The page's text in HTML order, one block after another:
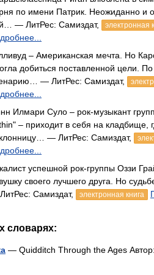
по имени Патрик. Неожиданно и
— ЛитРес: Самиздат,
электронная
– Американская мечта. Но
добиться поставленной цели.
— ЛитРес: Самиздат,
Илмари Суло – рок-музыкант
– приходит в себя на кладбище,
— ЛитРес: Самиздат,
успешной рок-группы Оззи
своего лучшего друга. Но
Самиздат,
электронная книга
словарях:
— Quidditch Through the Ages